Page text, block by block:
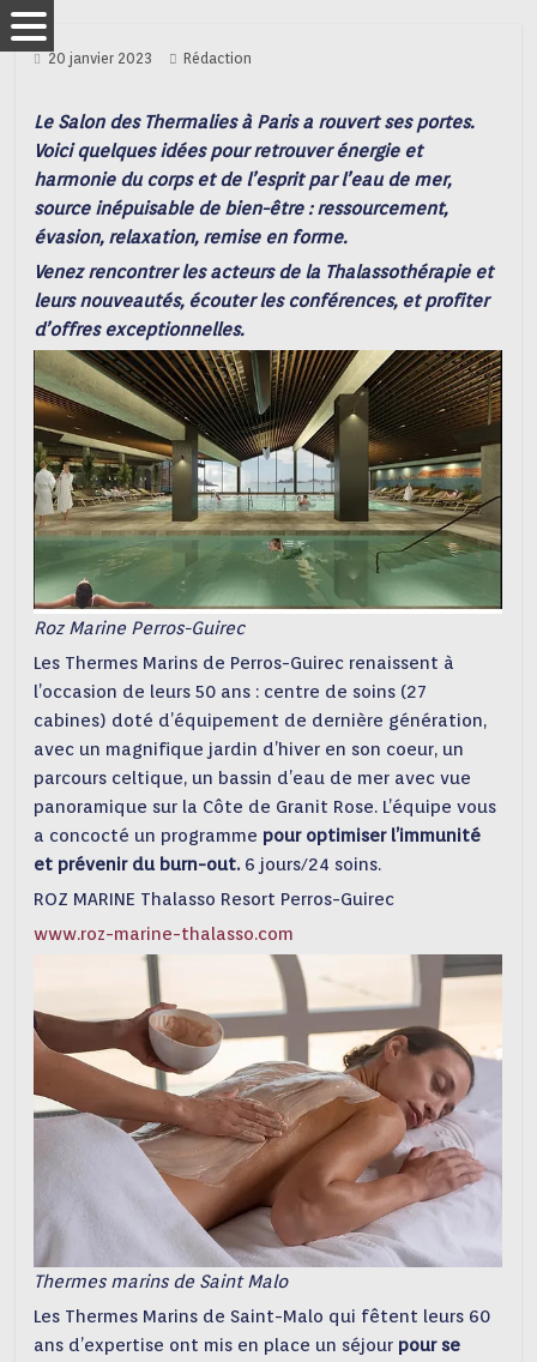
20 janvier 2023 Rédaction
Le Salon des Thermalies à Paris a rouvert ses portes.
Voici quelques idées pour retrouver énergie et
harmonie du corps et de l’esprit par l’eau de mer,
source inépuisable de bien-être : ressourcement,
évasion, relaxation, remise en forme.
Venez rencontrer les acteurs de la Thalassothérapie et
leurs nouveautés, écouter les conférences, et profiter
d’offres exceptionnelles.
Roz Marine Perros-Guirec
Les Thermes Marins de Perros-Guirec renaissent à
l’occasion de leurs 50 ans : centre de soins (27
cabines) doté d’équipement de dernière génération,
avec un magnifique jardin d’hiver en son coeur, un
parcours celtique, un bassin d’eau de mer avec vue
panoramique sur la Côte de Granit Rose. L’équipe vous
a concocté un programme pour optimiser l’immunité
et prévenir du burn-out. 6 jours/24 soins.
ROZ MARINE Thalasso Resort Perros-Guirec
www.roz-marine-thalasso.com
Thermes marins de Saint Malo
Les Thermes Marins de Saint-Malo qui fêtent leurs 60
ans d’expertise ont mis en place un séjour pour se